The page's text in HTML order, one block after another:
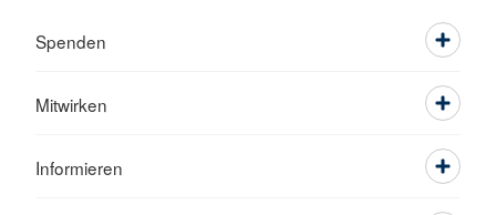
Spenden
Mitwirken
Informieren